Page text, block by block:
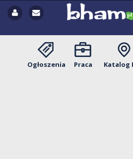
Ogłoszenia Praca Katalog